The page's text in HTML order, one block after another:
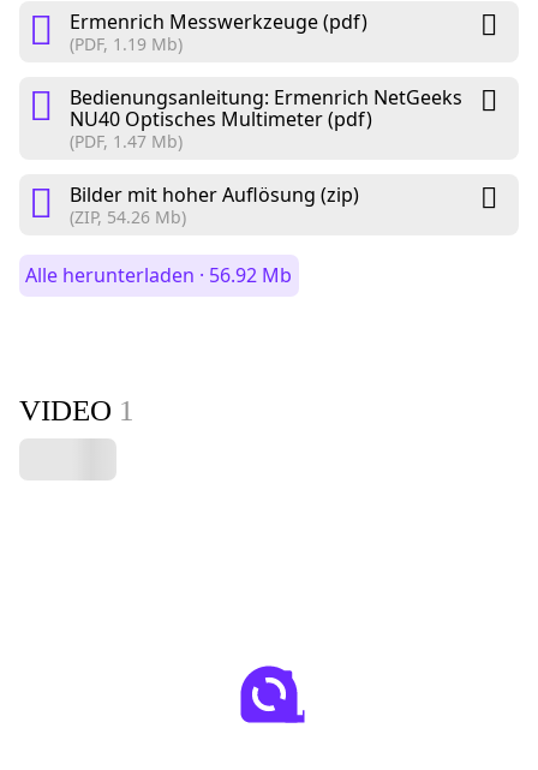
Ermenrich Messwerkzeuge (pdf)
(PDF, 1.19 Mb)
Bedienungsanleitung: Ermenrich NetGeeks
NU40 Optisches Multimeter (pdf)
(PDF, 1.47 Mb)
Bilder mit hoher Auflösung (zip)
(ZIP, 54.26 Mb)
Alle herunterladen · 56.92 Mb
VIDEO 1